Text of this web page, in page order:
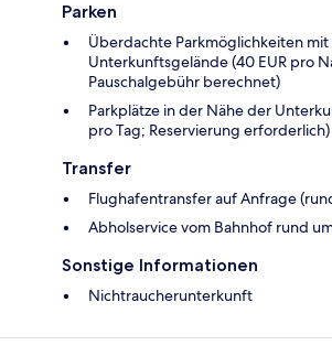
Parken
Überdachte Parkmöglichkeiten
Unterkunftsgelände (40 EUR pro
Pauschalgebühr berechnet)
Parkplätze in der Nähe der
pro Tag; Reservierung erforderlich)
Transfer
Flughafentransfer auf Anfrage
Abholservice vom Bahnhof rund
Sonstige Informationen
Nichtraucherunterkunft